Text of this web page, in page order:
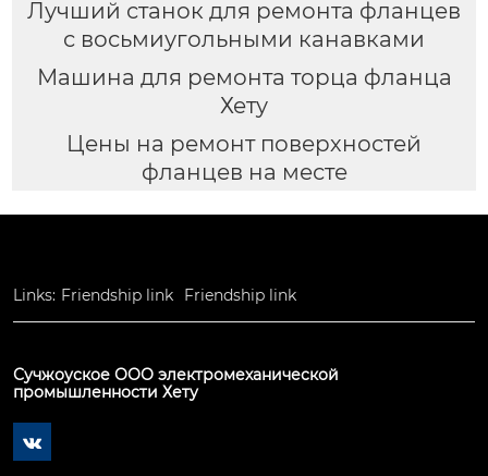
Лучший станок для ремонта фланцев
с восьмиугольными канавками
Машина для ремонта торца фланца
Хету
Цены на ремонт поверхностей
фланцев на месте
Links: Friendship link Friendship link
Сучжоуское ООО электромеханической
промышленности Хету
